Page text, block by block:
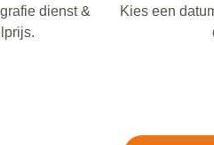
dienst &
Kies een